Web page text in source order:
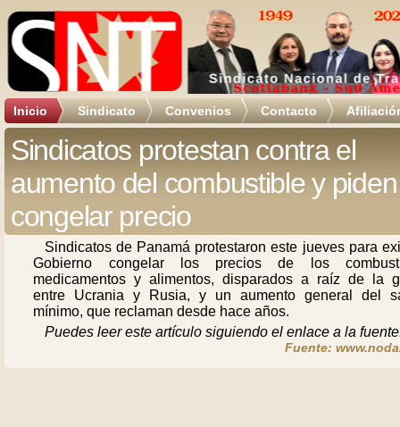
Inicio Sindicato Convenios Contacto
Sindicatos protestan contra el
aumento del combustible y piden
congelar precio
Sindicatos de Panamá protestaron este jueves para
Gobierno congelar los precios de los
medicamentos y alimentos, disparados a raíz de la
entre Ucrania y Rusia, y un aumento general del
mínimo, que reclaman desde hace años.
Puedes leer este artículo siguiendo el enlace a la
Fuente: